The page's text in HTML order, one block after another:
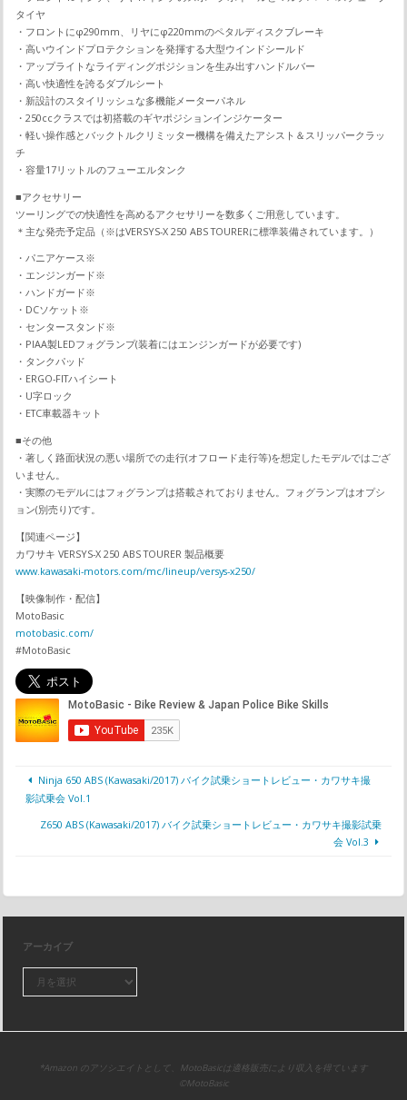
タイヤ
・フロントにφ290mm、リヤにφ220mmのペタルディスクブレーキ
・高いウインドプロテクションを発揮する大型ウインドシールド
・アップライトなライディングポジションを生み出すハンドルバー
・高い快適性を誇るダブルシート
・新設計のスタイリッシュな多機能メーターパネル
・250ccクラスでは初搭載のギヤポジションインジケーター
・軽い操作感とバックトルクリミッター機構を備えたアシスト＆スリッパークラッ
チ
・容量17リットルのフューエルタンク
■アクセサリー
ツーリングでの快適性を高めるアクセサリーを数多くご用意しています。
＊主な発売予定品（※はVERSYS-X 250 ABS TOURERに標準装備されています。）
・パニアケース※
・エンジンガード※
・ハンドガード※
・DCソケット※
・センタースタンド※
・PIAA製LEDフォグランプ(装着にはエンジンガードが必要です)
・タンクパッド
・ERGO-FITハイシート
・U字ロック
・ETC車載器キット
■その他
・著しく路面状況の悪い場所での走行(オフロード走行等)を想定したモデルではござ
いません。
・実際のモデルにはフォグランプは搭載されておりません。フォグランプはオプシ
ョン(別売り)です。
【関連ページ】
カワサキ VERSYS-X 250 ABS TOURER 製品概要
www.kawasaki-motors.com/mc/lineup/versys-x250/
【映像制作・配信】
MotoBasic
motobasic.com/
#MotoBasic
Ninja 650 ABS (Kawasaki/2017) バイク試乗ショートレビュー・カワサキ撮
影試乗会 Vol.1
Z650 ABS (Kawasaki/2017) バイク試乗ショートレビュー・カワサキ撮影試乗
会 Vol.3
アーカイブ
*Amazon のアソシエイトとして、MotoBasicは適格販売により収入を得ています
©MotoBasic